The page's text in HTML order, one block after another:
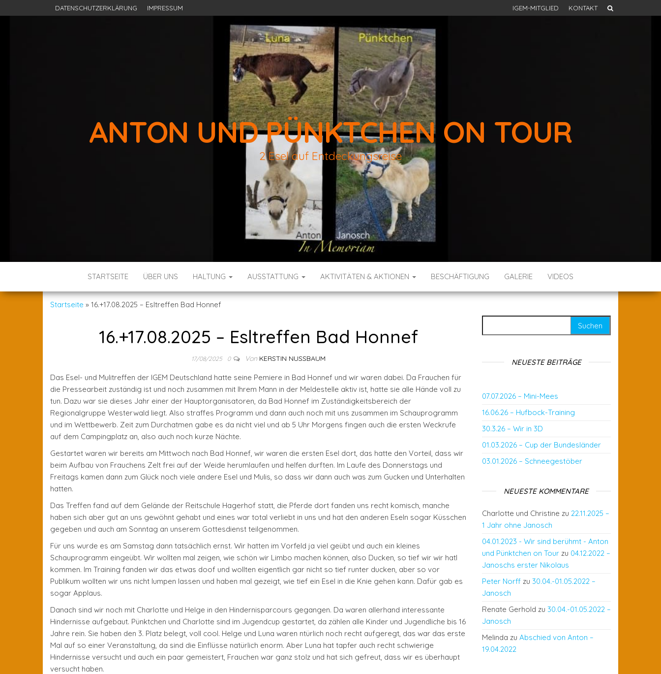
DATENSCHUTZERKLÄRUNG IMPRESSUM IGEM-MITGLIED KONTAKT
ANTON UND PÜNKTCHEN ON TOUR
2 Esel auf Entdeckungsreise
STARTSEITE ÜBER UNS HALTUNG AUSSTATTUNG AKTIVITÄTEN & AKTIONEN BESCHÄFTIGUNG GALERIE VIDEOS
Startseite » 16.+17.08.2025 – Esltreffen Bad Honnef
16.+17.08.2025 – Esltreffen Bad Honnef
17/08/2025 0 Von KERSTIN NUSSBAUM
Das Esel- und Mulitreffen der IGEM Deutschland hatte seine Pemiere in Bad Honnef und wir waren dabei. Da Frauchen für
die Pressearbeit zuständig ist und noch zusammen mit Ihrem Mann in der Meldestelle aktiv ist, hatte sie alle Hände voll zu
tun. Dazu war sie dieses Jahr einer der Hauptorganisatoren, da Bad Honnef im Zuständigkeitsbereich der
Regionalgruppe Westerwald liegt. Also straffes Programm und dann auch noch mit uns zusammen im Schauprogramm
und im Wettbewerb. Zeit zum Durchatmen gabe es da nicht viel und ab 5 Uhr Morgens fingen auch die ersten Weckrufe
auf dem Campingplatz an, also auch noch kurze Nächte.
Gestartet waren wir bereits am Mittwoch nach Bad Honnef, wir waren die ersten Esel dort, das hatte den Vorteil, dass wir
beim Aufbau von Frauchens Zelt frei auf der Weide herumlaufen und helfen durften. Im Laufe des Donnerstags und
Freitags kamen dann zum Glück noch viele andere Esel und Mulis, so dass wir dann auch was zum Gucken und Unterhalten
hatten.
Das Treffen fand auf dem Gelände der Reitschule Hagerhof statt, die Pferde dort fanden uns recht komisch, manche
haben sich aber gut an uns gewöhnt gehabt und eines war total verliebt in uns und hat den anderen Eseln sogar Küsschen
gegeben und auch am Sonntag an unserem Gottesdienst teilgenommen.
Für uns wurde es am Samstag dann tatsächlich ernst. Wir hatten im Vorfeld ja viel geübt und auch ein kleines
Schauprogramm eingeübt. Wir wollten mal zeigen, wie schön wir Limbo machen können, also Ducken, so tief wir wir hatl
kommen. Im Training fanden wir das etwas doof und wollten eigentlich gar nicht so tief runter ducken, aber so vor
Publikum wollten wir uns nicht lumpen lassen und haben mal gezeigt, wie tief ein Esel in die Knie gehen kann. Dafür gab es
sogar Applaus.
Danach sind wir noch mit Charlotte und Helge in den Hindernisparcours gegangen. Da waren allerhand interessante
Hindernisse aufgebaut. Pünktchen und Charlotte sind im Jugendcup gestartet, da zählen alle Kinder und Jugendliche bis 16
Jahre rein. Sie haben den 3. Platz belegt, voll cool. Helge und Luna waren ntürlich noch recht aufgeregt, das war das erste
Mal auf so einer Veranstaltung, da sind die Einflüsse natürlich enorm. Aber Luna hat tapfer auch recht schwierige
Hindernisse versucht und auch ein paar gemeistert, Frauchen war ganz stolz und hat sich gefreut, dass wir es überhaupt
versucht haben.
NEUESTE BEITRÄGE
07.07.2026 – Mini-Mees
16.06.26 – Hufbock-Training
30.3.26 – Wir in 3D
01.03.2026 – Cup der Bundesländer
03.01.2026 – Schneegestöber
NEUESTE KOMMENTARE
Charlotte und Christine zu 22.11.2025 –
1 Jahr ohne Janosch
04.01.2023 - Wir sind berühmt - Anton
und Pünktchen on Tourzu 04.12.2022 –
Janoschs erster Nikolaus
Peter Norffzu 30.04.-01.05.2022 –
Janosch
Renate Gerhold zu 30.04.-01.05.2022 –
Janosch
Melinda zu Abschied von Anton –
19.04.2022